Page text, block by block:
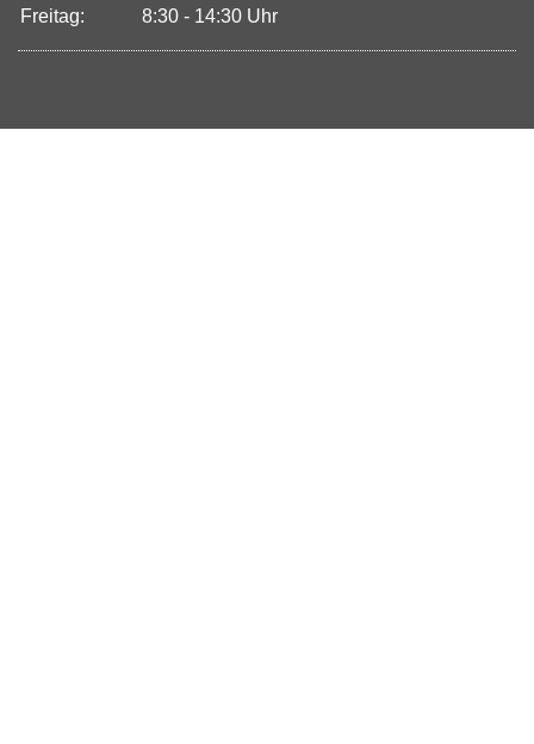
Freitag:
8:30 - 14:30 Uhr